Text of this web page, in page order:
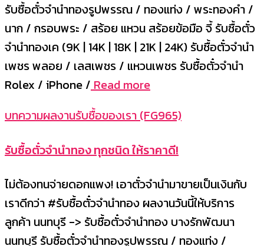
รับซื้อตั๋วจำนำทองรูปพรรณ / ทองแท่ง / พระทองคำ /
นาก / กรอบพระ / สร้อย แหวน สร้อยข้อมือ จี้ รับซื้อตั๋ว
จำนำทองเค (9K | 14K | 18K | 21K | 24K) รับซื้อตั๋วจำนำ
เพชร พลอย / เลสเพชร / แหวนเพชร รับซื้อตั๋วจำนำ
Rolex / iPhone /Read more
บทความผลงานรับซื้อของเรา (FG965)
รับซื้อตั๋วจำนำทอง ทุกชนิด ให้ราคาดี!
ไม่ต้องทนจ่ายดอกแพง! เอาตั๋วจำนำมาขายเป็นเงินกับ
เราดีกว่า #รับซื้อตั๋วจำนำทอง ผลงานวันนี้ให้บริการ
ลูกค้า นนทบุรี -> รับซื้อตั๋วจำนำทอง บางรักพัฒนา
นนทบุรี รับซื้อตั๋วจำนำทองรูปพรรณ / ทองแท่ง /